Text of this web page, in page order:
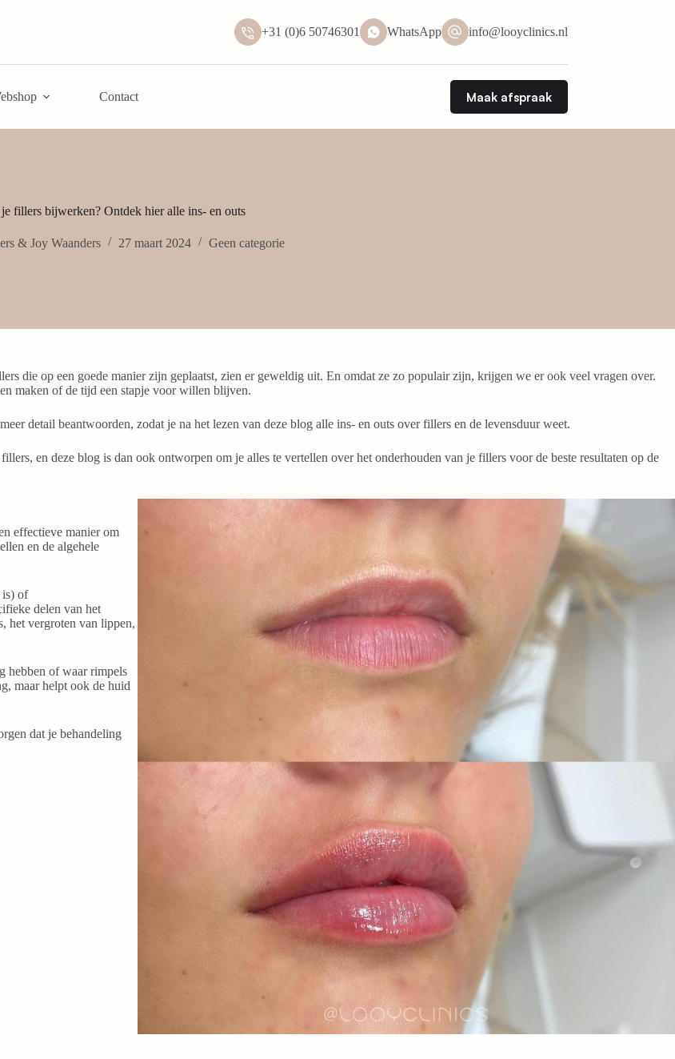
+31 (0)6 50746301 WhatsApp info@looyclinics.nl
Contact Maak afspraak
fillers bijwerken? Ontdek hier alle ins- en outs
& Joy Waanders 27 maart 2024 Geen categorie
die op een goede manier zijn geplaatst, zien er geweldig uit. En omdat ze zo populair zijn, krijgen we er ook veel vragen over.
maken of de tijd een stapje voor willen blijven.
detail beantwoorden, zodat je na het lezen van deze blog alle ins- en outs over fillers en de levensduur weet.
en deze blog is dan ook ontworpen om je alles te vertellen over het onderhouden van je fillers voor de beste resultaten op de
effectieve manier om
en de algehele
is) of
delen van het
het vergroten van lippen,
hebben of waar rimpels
maar helpt ook de huid
dat je behandeling